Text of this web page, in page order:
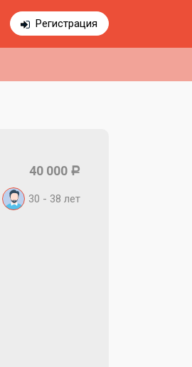
Регистрация
40 000 Р
30 - 38 лет